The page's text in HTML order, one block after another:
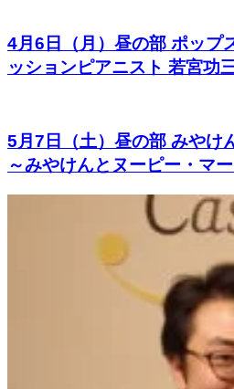
4月6日（月）昼の部 ポップ
ッションピアニスト 若宮功
5月7日（土）昼の部 みやけ
～みやけんとヌーピー・マ